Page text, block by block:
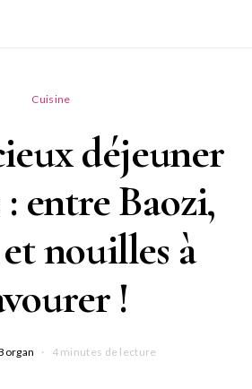
Cuisine
déjeuner
entre Baozi,
nouilles à
!
4 minutes de lecture